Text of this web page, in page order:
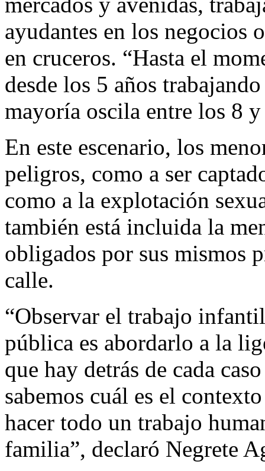
ayudantes en los negocios
en cruceros. “Hasta el
desde los 5 años
mayoría oscila entre los 8 y
En este escenario, los
peligros, como a ser
como a la explotación
también está incluida la
obligados por sus mismos
calle.
“Observar el trabajo
pública es abordarlo a la
que hay detrás de cada
sabemos cuál es el
hacer todo un trabajo
familia”, declaró Negrete